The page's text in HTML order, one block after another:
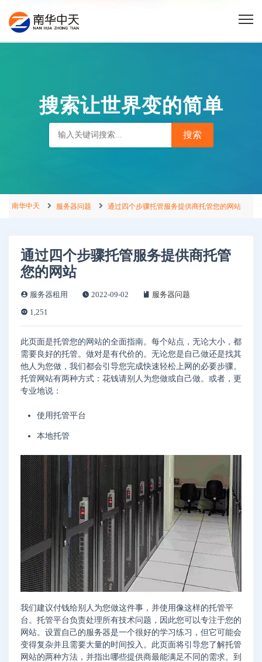
搜索让世界变的简单
南华中天 服务器问题 通过四个步骤托管服务提供商托管您的网站
通过四个步骤托管服务提供商托管
您的网站
服务器租用 2022-09-02
服务器问题
1,251
此页面是托管您的网站的全面指南。每个站点，无论大小，都
需要良好的托管。做对是有代价的。无论您是自己做还是找其
他人为您做，我们都会引导您完成快速轻松上网的必要步骤。
托管网站有两种方式：花钱请别人为您做或自己做。或者，更
专业地说：
使用托管平台
本地托管
我们建议付钱给别人为您做这件事，并使用像这样的托管平
台。托管平台负责处理所有技术问题，因此您可以专注于您的
网站。设置自己的服务器是一个很好的学习练习，但它可能会
变得复杂并且需要大量的时间投入。此页面将引导您了解托管
网站的两种方法，并指出哪些提供商最能满足不同的需求。到